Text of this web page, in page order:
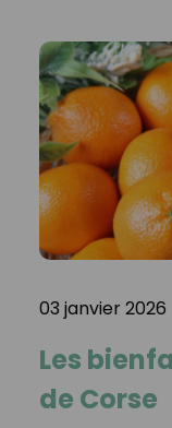
03 janvier 2026
Les
de Corse